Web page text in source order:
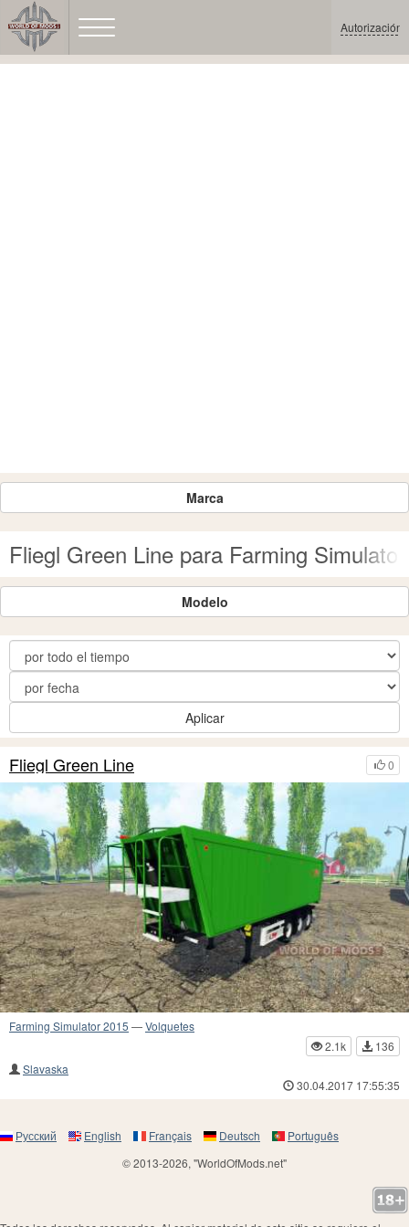
Autorización
Marca
Fliegl Green Line para Farming
Modelo
Aplicar
0
Fliegl Green Line
Farming Simulator 2015 —Volquetes
2.1k
136
Slavaska
30.04.2017 17:55:35
Русский English Français Deutsch
Português
© 2013-2026, "WorldOfMods.net"